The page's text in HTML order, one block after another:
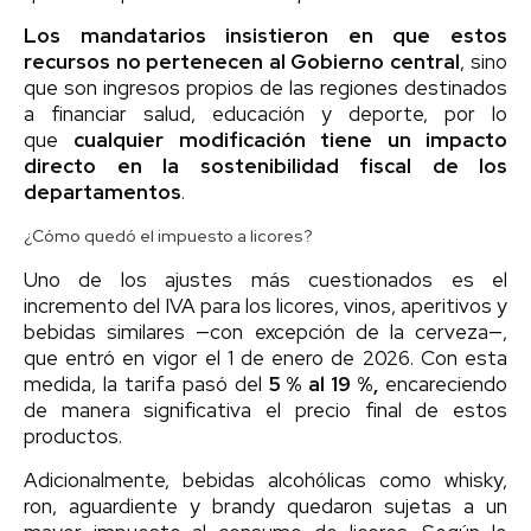
Los mandatarios insistieron en que estos
recursos no pertenecen al Gobierno central, sino
que son ingresos propios de las regiones destinados
a financiar salud, educación y deporte, por lo
que cualquier modificación tiene un impacto
directo en la sostenibilidad fiscal de los
departamentos.
¿Cómo quedó el impuesto a licores?
Uno de los ajustes más cuestionados es el
incremento del IVA para los licores, vinos, aperitivos y
bebidas similares —con excepción de la cerveza—,
que entró en vigor el 1 de enero de 2026. Con esta
medida, la tarifa pasó del 5 % al 19 %, encareciendo
de manera significativa el precio final de estos
productos.
Adicionalmente, bebidas alcohólicas como whisky,
ron, aguardiente y brandy quedaron sujetas a un